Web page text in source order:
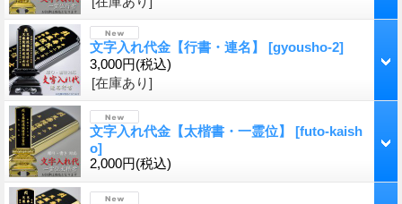
文字入れ代金【行書・連名】 [gyousho-2]
3,000円(税込)
[在庫あり]
文字入れ代金【太楷書・一霊位】 [futo-kaish
o]
2,000円(税込)